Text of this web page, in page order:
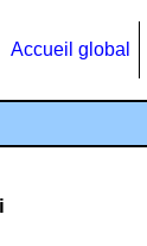
Accueil global